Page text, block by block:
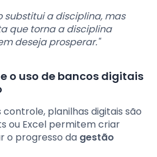
substitui a disciplina, mas
que torna a disciplina
deseja prosperar."
o uso de bancos digitais
planilhas digitais são
ou Excel permitem criar
o progresso da gestão